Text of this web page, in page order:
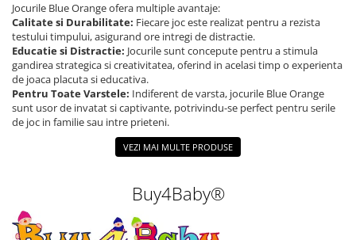
Jocurile Blue Orange ofera multiple avantaje:
Calitate si Durabilitate: Fiecare joc este realizat pentru a rezista
testului timpului, asigurand ore intregi de distractie.
Educatie si Distractie: Jocurile sunt concepute pentru a stimula
gandirea strategica si creativitatea, oferind in acelasi timp o experienta
de joaca placuta si educativa.
Pentru Toate Varstele: Indiferent de varsta, jocurile Blue Orange
sunt usor de invatat si captivante, potrivindu-se perfect pentru serile
de joc in familie sau intre prieteni.
VEZI MAI MULTE PRODUSE
Buy4Baby®